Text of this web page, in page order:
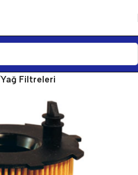
Yağ Filtreleri